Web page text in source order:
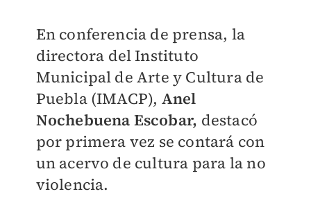
En conferencia de prensa, la
directora del Instituto
Municipal de Arte y Cultura de
Puebla (IMACP), Anel
Nochebuena Escobar, destacó
por primera vez se contará con
un acervo de cultura para la no
violencia.